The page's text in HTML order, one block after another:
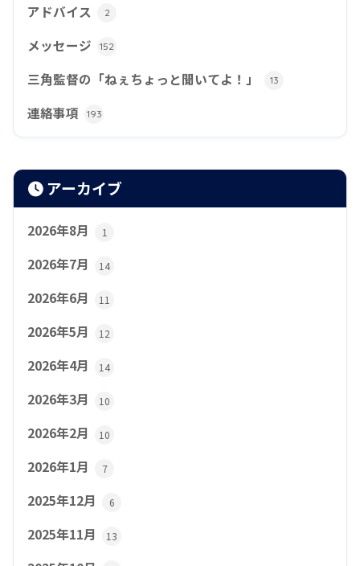
アドバイス 2
メッセージ 152
三角監督の「ねぇちょっと聞いてよ！」 13
連絡事項 193
アーカイブ
2026年8月 1
2026年7月 14
2026年6月 11
2026年5月 12
2026年4月 14
2026年3月 10
2026年2月 10
2026年1月 7
2025年12月 6
2025年11月 13